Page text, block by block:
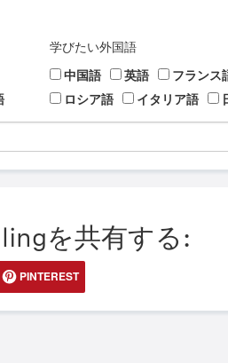
学びたい外国語
中国語
英語
フランス
ロシア語
イタリア語
を共有する:
PINTEREST